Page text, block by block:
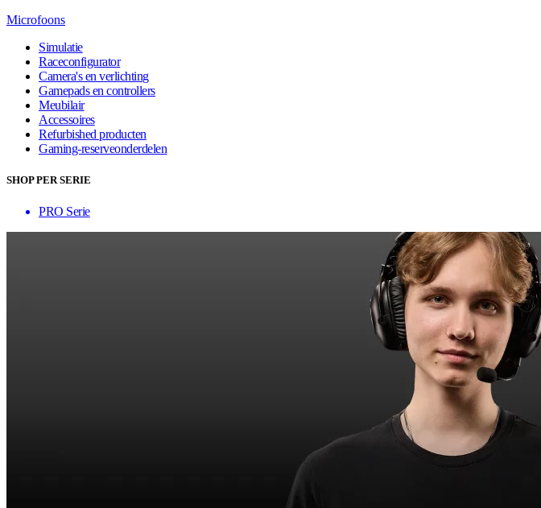
Microfoons
Simulatie
Raceconfigurator
Camera's en verlichting
Gamepads en controllers
Meubilair
Accessoires
Refurbished producten
Gaming-reserveonderdelen
SHOP PER SERIE
PRO Serie